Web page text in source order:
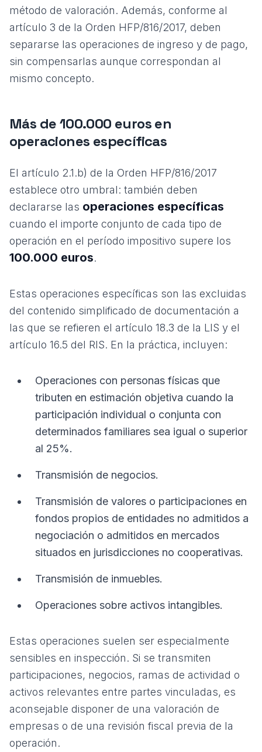
método de valoración. Además, conforme al
artículo 3 de la Orden HFP/816/2017, deben
separarse las operaciones de ingreso y de pago,
sin compensarlas aunque correspondan al
mismo concepto.
Más de 100.000 euros en
operaciones específicas
El artículo 2.1.b) de la Orden HFP/816/2017
establece otro umbral: también deben
declararse las operaciones específicas
cuando el importe conjunto de cada tipo de
operación en el período impositivo supere los
100.000 euros.
Estas operaciones específicas son las excluidas
del contenido simplificado de documentación a
las que se refieren el artículo 18.3 de la LIS y el
artículo 16.5 del RIS. En la práctica, incluyen:
Operaciones con personas físicas que
tributen en estimación objetiva cuando la
participación individual o conjunta con
determinados familiares sea igual o superior
al 25%.
Transmisión de negocios.
Transmisión de valores o participaciones en
fondos propios de entidades no admitidos a
negociación o admitidos en mercados
situados en jurisdicciones no cooperativas.
Transmisión de inmuebles.
Operaciones sobre activos intangibles.
Estas operaciones suelen ser especialmente
sensibles en inspección. Si se transmiten
participaciones, negocios, ramas de actividad o
activos relevantes entre partes vinculadas, es
aconsejable disponer de una valoración de
empresas o de una revisión fiscal previa de la
operación.